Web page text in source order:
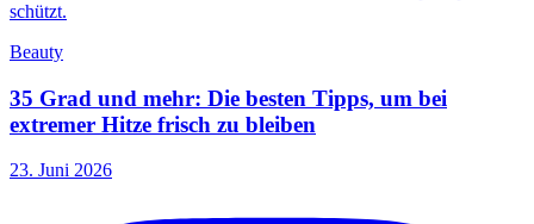
Beauty
35 Grad und mehr: Die besten Tipps, um bei
extremer Hitze frisch zu bleiben
23. Juni 2026